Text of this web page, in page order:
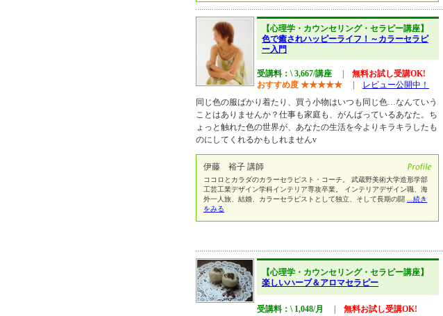
【心理学・カウンセリング・セラピー講座】
色で癒されハッピーライフ！～カラーセラピ
ー入門
受講料：\ 3,667/講座
無料お試し受講OK!
おすすめ度 ★★★★★
レビュー公開中！
同じ色の服ばかり着たり、買う小物はいつも同じ色…なんていう
ことはありませんか？仕事も家庭も、がんばっているあなた。ち
ょっと触れた色の世界が、あなたの生活を今よりキラキラしたも
のにしてくれるかもしれませんv
伊藤 裕子 講師
ココロとカラダのカラーセラピスト・コーチ。 武蔵野美術大学造形学部
工芸工業デザイン学科インテリア専攻卒業。 インテリアデザイン職、海
外一人旅、結婚、カラーセラピストとして独立、そして長期の闘
...続き
をみる
【心理学・カウンセリング・セラピー講座】
楽しいハーブ＆アロマセラピー
受講料：\ 1,048/月
無料お試し受講OK!